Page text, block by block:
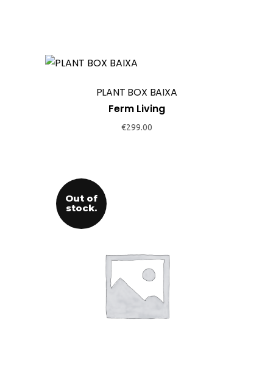
PLANT BOX BAIXA
Ferm Living
€299.00
Out of
stock.